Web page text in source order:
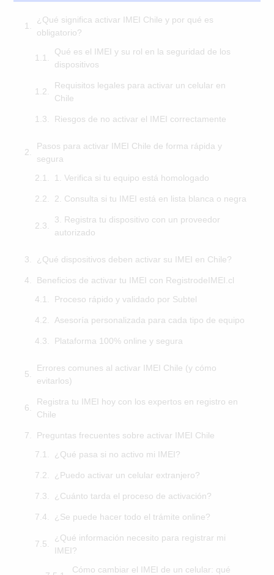
¿Qué significa activar IMEI Chile y por qué es
obligatorio?
Qué es el IMEI y su rol en la seguridad de los
dispositivos
Requisitos legales para activar un celular en
Chile
Riesgos de no activar el IMEI correctamente
Pasos para activar IMEI Chile de forma rápida y
segura
1. Verifica si tu equipo está homologado
2. Consulta si tu IMEI está en lista blanca o negra
3. Registra tu dispositivo con un proveedor
autorizado
¿Qué dispositivos deben activar su IMEI en Chile?
Beneficios de activar tu IMEI con RegistrodeIMEI.cl
Proceso rápido y validado por Subtel
Asesoría personalizada para cada tipo de equipo
Plataforma 100% online y segura
Errores comunes al activar IMEI Chile (y cómo
evitarlos)
Registra tu IMEI hoy con los expertos en registro en
Chile
Preguntas frecuentes sobre activar IMEI Chile
¿Qué pasa si no activo mi IMEI?
¿Puedo activar un celular extranjero?
¿Cuánto tarda el proceso de activación?
¿Se puede hacer todo el trámite online?
¿Qué información necesito para registrar mi
IMEI?
Cómo cambiar el IMEI de un celular: qué